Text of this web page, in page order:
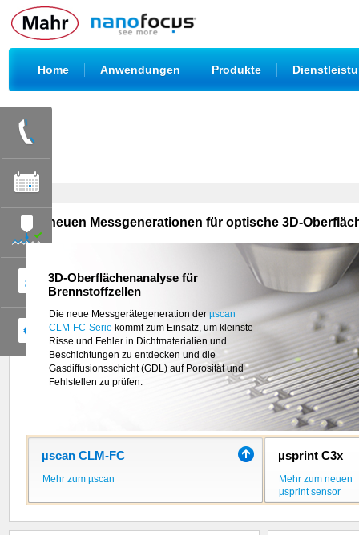
Home Anwendungen Produkte
Die neuen Messgenerationen für optische 3D-
präsentiert NanoFocus die
neueste Ausbaustufe des Highspeed-
Sensors. Bei10-fach höherer axialer
Auflösung und einer lateralen Auflösung bis
0,5 µmerfasst µsprint C3x mit seinen 256
Kanälen mehr als5 Millionen 3D-Messpunkte
pro Sekunde.
3D-Oberflächenanalyse für
Brennstoffzellen
Die neue Messgerätegeneration der µscan
CLM-FC-Serie kommt zum Einsatz, um kleinste
Risse und Fehler in Dichtmaterialien und
Beschichtungen zu entdecken und die
Gasdiffusionsschicht (GDL) auf Porosität und
Fehlstellen zu prüfen.
µsprint C3x
Mehr zum neuen
µsprint sensor
µscan CLM-FC
Mehr zum µscan